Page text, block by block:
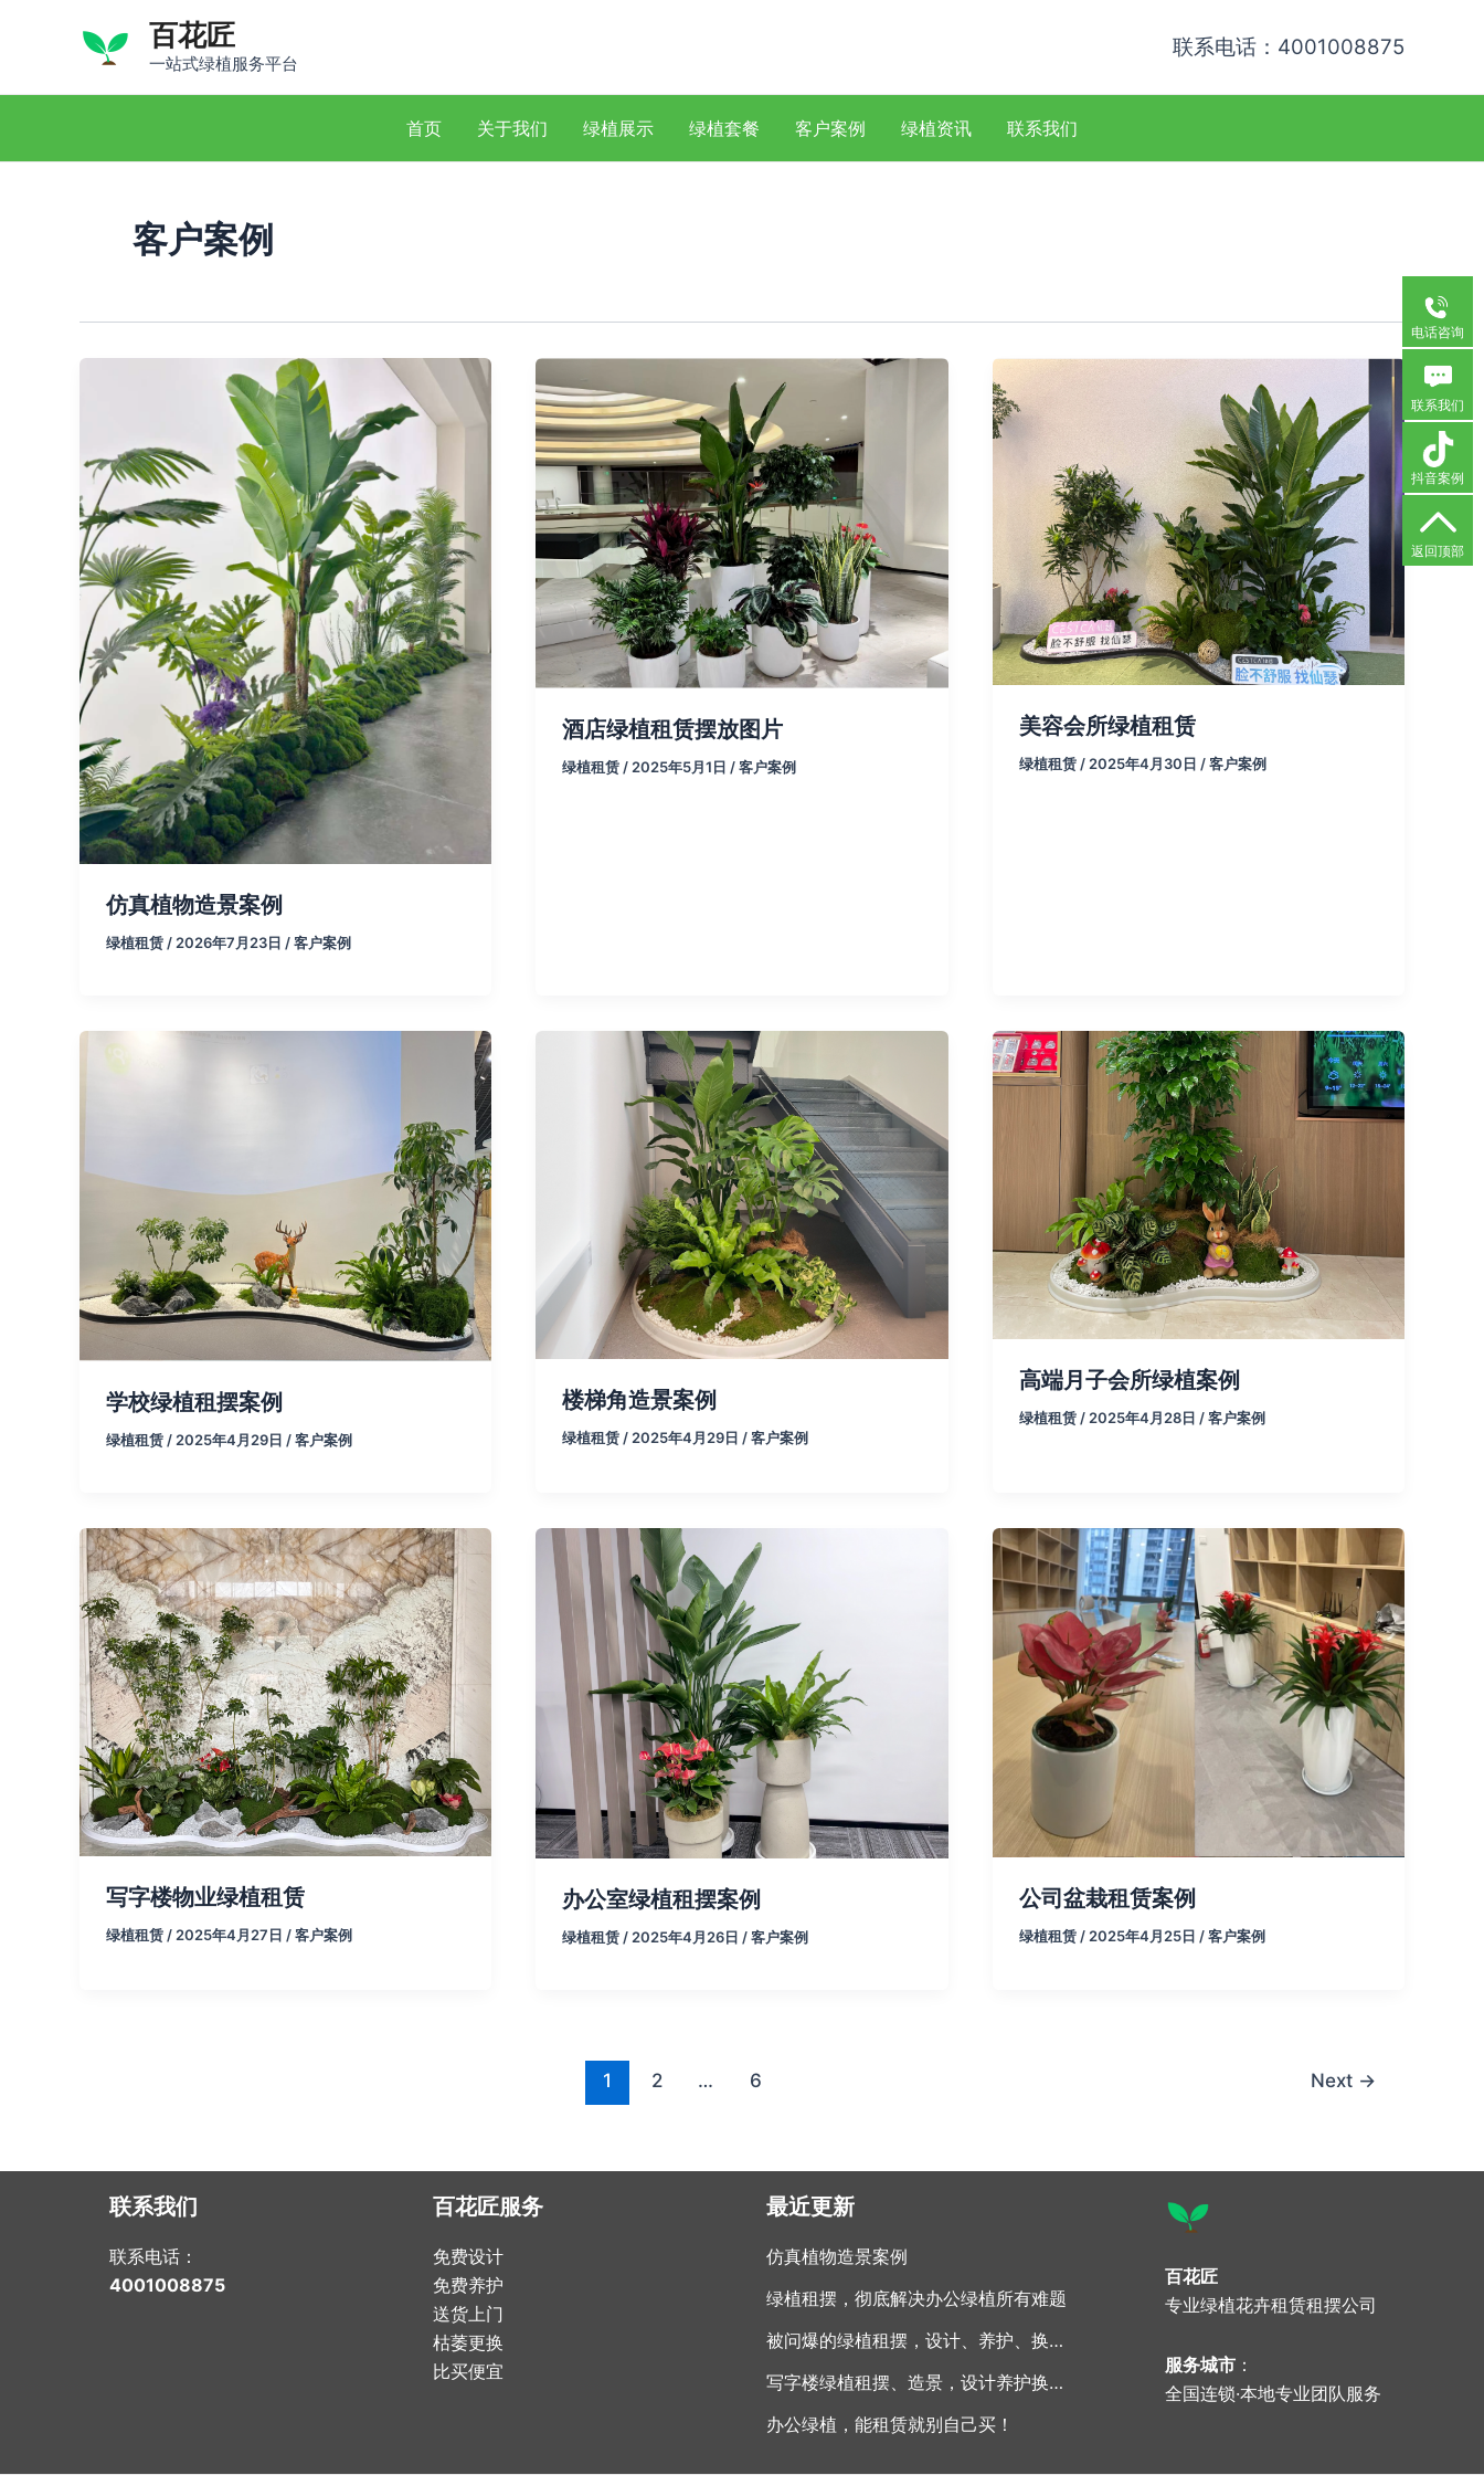
电话咨询
联系我们
抖音案例
返回顶部
容
百花匠
一站式绿植服务平台
联系电话：4001008875
首页 关于我们 绿植展示 绿植套餐 客户案例 绿植资讯 联系我们
客户案例
仿真植物造景案例
绿植租赁 / 2026年7月23日 /客户案例
酒店绿植租赁摆放图片
绿植租赁 / 2025年5月1日 /客户案例
美容会所绿植租赁
绿植租赁/2025年4月30日 /客户案例
学校绿植租摆案例
绿植租赁 / 2025年4月29日 /客户案例
楼梯角造景案例
绿植租赁 / 2025年4月29日 /客户案例
高端月子会所绿植案例
绿植租赁 / 2025年4月28日 /客户案例
写字楼物业绿植租赁
绿植租赁 / 2025年4月27日 /客户案例
办公室绿植租摆案例
绿植租赁 / 2025年4月26日 /客户案例
公司盆栽租赁案例
绿植租赁/2025年4月25日 /客户案例
1 2 … 6 Next →
联系我们
联系电话：
4001008875
百花匠服务
免费设计
免费养护
送货上门
枯萎更换
比买便宜
最近更新
仿真植物造景案例
绿植租摆，彻底解决办公绿植所有难题
被问爆的绿植租摆，设计、养护、换新零成本
写字楼绿植租摆、造景，设计养护换新全包
办公绿植，能租赁就别自己买！
百花匠
专业绿植花卉租赁租摆公司
服务城市 ：
全国连锁·本地专业团队服务